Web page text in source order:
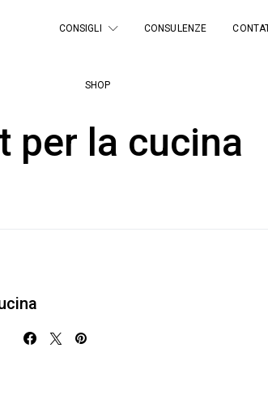
CONSIGLI CONSULENZE
SHOP
per la cucina